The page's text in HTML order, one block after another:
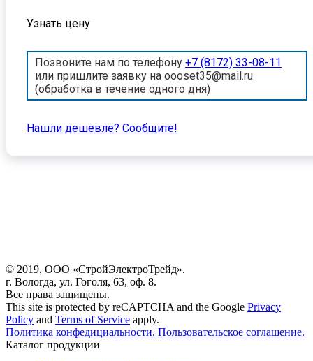
Узнать цену
Позвоните нам по телефону +7 (8172) 33-08-11
или пришлите заявку на oooset35@mail.ru
(обработка в течение одного дня)
Нашли дешевле? Cообщите!
© 2019, ООО «СтройЭлектроТрейд».
г. Вологда, ул. Гоголя, 63, оф. 8.
Все права защищены.
This site is protected by reCAPTCHA and the Google Privacy
Policy and Terms of Service apply.
Политика конфедициальности. Пользовательское соглашение.
Каталог продукции